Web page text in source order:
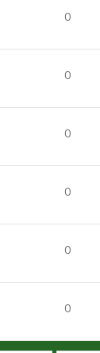
0
0
0
0
0
0